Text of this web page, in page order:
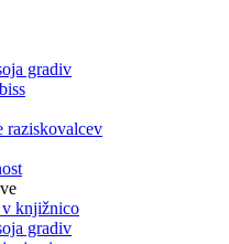
gradiv
knjižnico
gradiv